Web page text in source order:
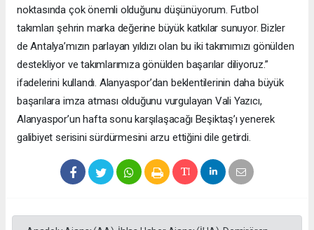
noktasında çok önemli olduğunu düşünüyorum. Futbol
takımları şehrin marka değerine büyük katkılar sunuyor. Bizler
de Antalya’mızın parlayan yıldızı olan bu iki takımımızı gönülden
destekliyor ve takımlarımıza gönülden başarılar diliyoruz.”
ifadelerini kullandı. Alanyaspor’dan beklentilerinin daha büyük
başarılara imza atması olduğunu vurgulayan Vali Yazıcı,
Alanyaspor’un hafta sonu karşılaşacağı Beşiktaş’ı yenerek
galibiyet serisini sürdürmesini arzu ettiğini dile getirdi.